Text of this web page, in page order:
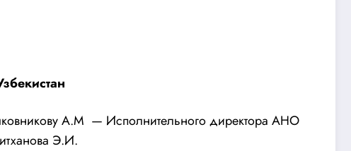
А.М — Исполнительного директора АНО
Э.И.